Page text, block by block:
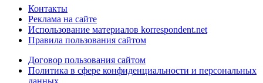
Контакты
Реклама на сайте
Использование материалов korrespondent.net
Правила пользования сайтом
Договор пользования сайтом
Политика в сфере конфиденциальности и персональных
данных